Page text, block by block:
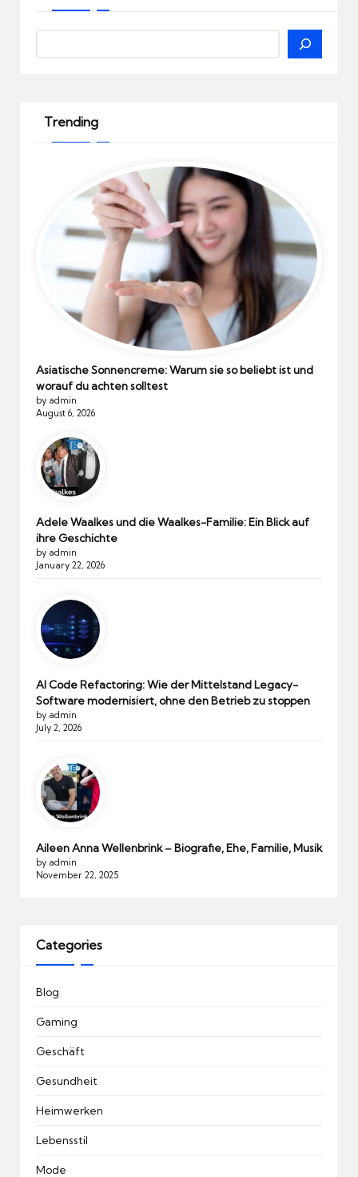
Trending
Asiatische Sonnencreme: Warum sie so beliebt ist und
worauf du achten solltest
by admin
August 6, 2026
Adele Waalkes und die Waalkes-Familie: Ein Blick auf
ihre Geschichte
by admin
January 22, 2026
AI Code Refactoring: Wie der Mittelstand Legacy-
Software modernisiert, ohne den Betrieb zu stoppen
by admin
July 2, 2026
Aileen Anna Wellenbrink – Biografie, Ehe, Familie, Musik
by admin
November 22, 2025
Categories
Blog
Gaming
Geschäft
Gesundheit
Heimwerken
Lebensstil
Mode